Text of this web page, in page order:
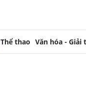
Thể thao Văn hóa - Giải